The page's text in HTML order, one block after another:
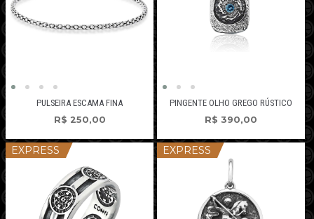
PULSEIRA ESCAMA FINA
R$ 250,00
PINGENTE OLHO GREGO RÚSTICO
R$ 390,00
EXPRESS EXPRESS